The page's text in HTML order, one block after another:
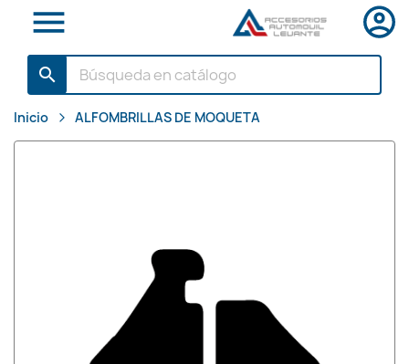

search
Inicio ALFOMBRILLAS DE MOQUETA